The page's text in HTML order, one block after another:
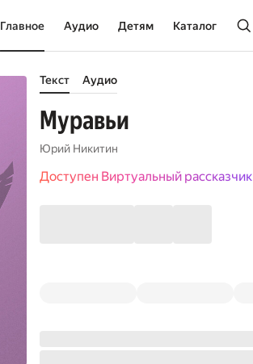
Главное Аудио Детям Каталог
Текст Аудио
Муравьи
Юрий Никитин
Доступен Виртуальный рассказчик